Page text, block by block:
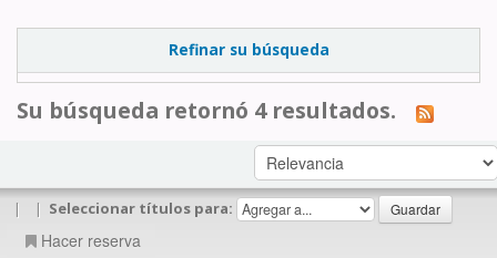
Refinar su búsqueda
Su búsqueda retornó 4 resultados.
| | Seleccionar títulos para:
Hacer reserva